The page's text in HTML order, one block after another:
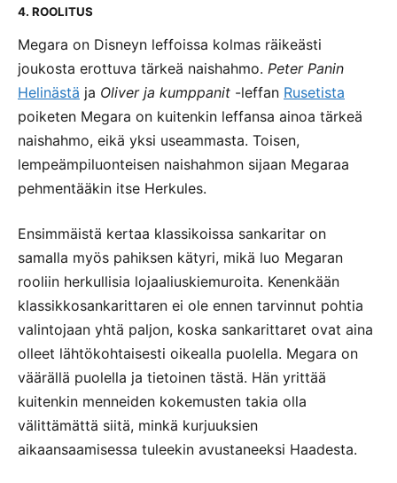
4. ROOLITUS
Megara on Disneyn leffoissa kolmas räikeästi
joukosta erottuva tärkeä naishahmo. Peter Panin
Helinästä ja Oliver ja kumppanit -leffan Rusetista
poiketen Megara on kuitenkin leffansa ainoa tärkeä
naishahmo, eikä yksi useammasta. Toisen,
lempeämpiluonteisen naishahmon sijaan Megaraa
pehmentääkin itse Herkules.
Ensimmäistä kertaa klassikoissa sankaritar on
samalla myös pahiksen kätyri, mikä luo Megaran
rooliin herkullisia lojaaliuskiemuroita. Kenenkään
klassikkosankarittaren ei ole ennen tarvinnut pohtia
valintojaan yhtä paljon, koska sankarittaret ovat aina
olleet lähtökohtaisesti oikealla puolella. Megara on
väärällä puolella ja tietoinen tästä. Hän yrittää
kuitenkin menneiden kokemusten takia olla
välittämättä siitä, minkä kurjuuksien
aikaansaamisessa tuleekin avustaneeksi Haadesta.